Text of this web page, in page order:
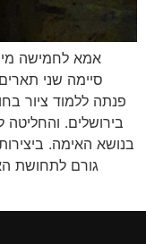
אמא לחמישה
סיימה שני
פנתה ללמוד ציור
בירושלים.
בנושא האימה.
גורם לתחושת